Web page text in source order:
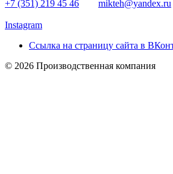
+7 (351) 219 45 46
mikteh@yandex.ru
Instagram
Ссылка на страницу сайта в
© 2026 Производственная компания